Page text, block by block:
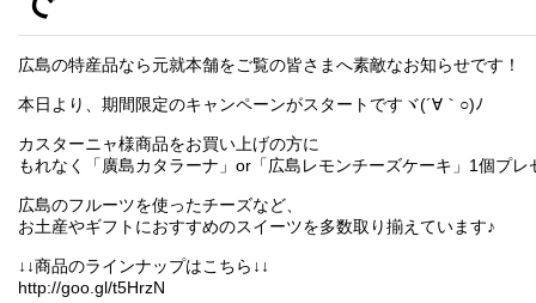
広島の特産品なら元就本舗をご覧の皆さまへ素敵なお知らせです！
本日より、期間限定のキャンペーンがスタートですヾ(´∀｀○)ﾉ
カスターニャ様商品をお買い上げの方に
もれなく「廣島カタラーナ」or「広島レモンチーズケーキ」1個プ
広島のフルーツを使ったチーズなど、
お土産やギフトにおすすめのスイーツを多数取り揃えています♪
↓↓商品のラインナップはこちら↓↓
http://goo.gl/t5HrzN